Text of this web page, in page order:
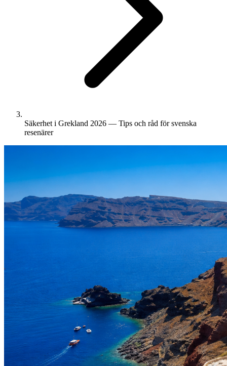
Säkerhet i Grekland 2026 — Tips och råd för svenska
resenärer